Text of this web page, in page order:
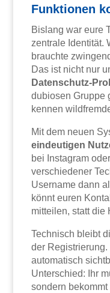
Funktionen
Bislang war eure
zentrale Identität.
brauchte
Das ist nicht nur
Datenschutz-
dubiosen Gruppe
kennen
Mit dem neuen
eindeutigen
bei Instagram
verschiedener
Username dann
könnt euren
mitteilen, statt die
Technisch bleibt
der
automatisch
Unterschied: Ihr
sondern